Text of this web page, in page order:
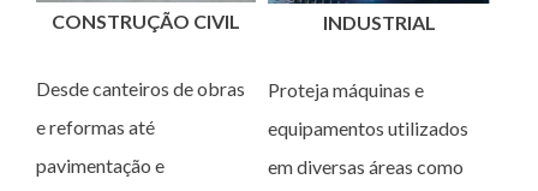
CONSTRUÇÃO CIVIL
Desde canteiros de obras
e reformas até
pavimentação e
INDUSTRIAL
Proteja máquinas e
equipamentos utilizados
em diversas áreas como